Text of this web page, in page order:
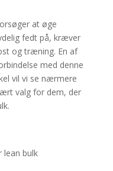
at øge
fedt på, kræver
og træning. En af
med denne
vil vi se nærmere
valg for dem, der
lean bulk